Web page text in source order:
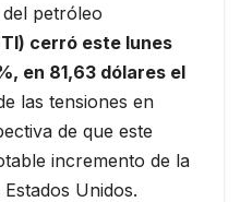
petróleo
cerró este lunes
en 81,63 dólares el
las tensiones en
de que este
incremento de la
Unidos.